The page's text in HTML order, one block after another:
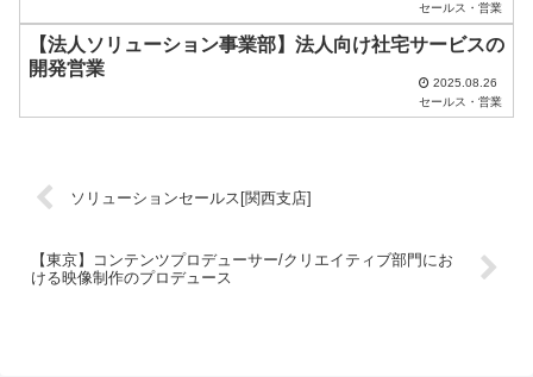
セールス・営業
【法人ソリューション事業部】法人向け社宅サービスの
開発営業
2025.08.26
セールス・営業
ソリューションセールス[関西支店]
【東京】コンテンツプロデューサー/クリエイティブ部門にお
ける映像制作のプロデュース